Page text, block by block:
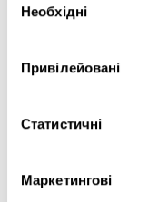
згоди
Необхідні
Привілейовані
Статистичні
Маркетингові
Level: PRO